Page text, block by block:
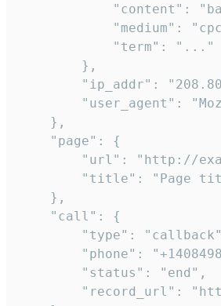
"content":
"medium":
            "term": "..."
        },
"ip_addr":
"user_agent":
    },
    "page": {
"url": "http://
"title": "Page
    },
    "call": {
"type":
"phone":
        "status": "end",
"record_url":